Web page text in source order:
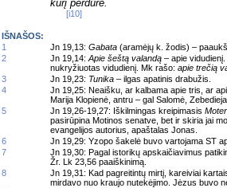
kurį perdūrė.
[i10]
IŠNAŠOS:
1
Jn 19,13: Gabata (aramėjų k. žodis) –
2
Jn 19,14: Apie šeštą valandą – apie
nukryžiuotas vidudienį. Mk rašo: apie trečią
3
Jn 19,23: Tunika – ilgas apatinis drabužis.
4
Jn 19,25: Neaišku, ar kalbama apie tris, ar
Marija Klopienė, antru – gal Salomė,
5
Jn 19,26-19,27: Iškilmingas kreipimasis
pasirūpina Motinos senatve, bet ir skiria jai
evangelijos autorius, apaštalas Jonas.
6
Jn 19,29: Yzopo šakelė buvo vartojama ST
7
Jn 19,30: Pagal istorikų apskaičiavimus
Žr. Lk 23,56 paaiškinimą.
8
Jn 19,31: Kad pagreitintų mirtį, kareiviai
mirdavo nuo kraujo nutekėjimo. Jėzus buvo